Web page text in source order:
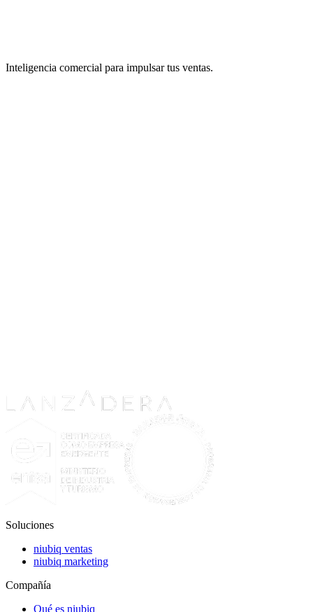
Inteligencia comercial para impulsar tus ventas.
Soluciones
niubiq ventas
niubiq marketing
Compañía
Qué es niubiq